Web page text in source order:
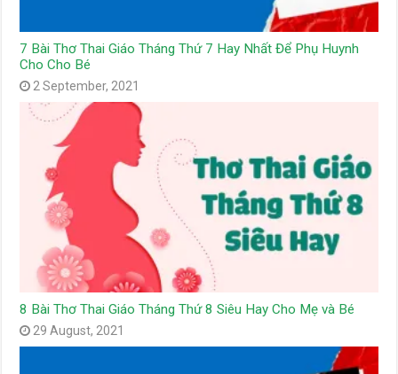
7 Bài Thơ Thai Giáo Tháng Thứ 7 Hay Nhất Để Phụ Huynh
Cho Cho Bé
2 September, 2021
8 Bài Thơ Thai Giáo Tháng Thứ 8 Siêu Hay Cho Mẹ và Bé
29 August, 2021